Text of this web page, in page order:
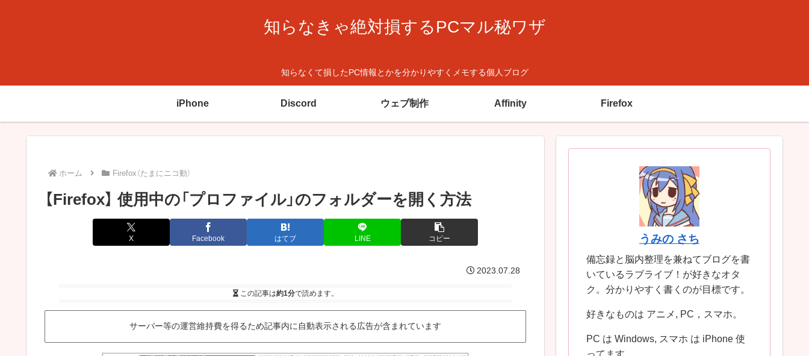
知らなきゃ絶対損するPCマル秘ワザ
知らなくて損したPC情報とかを分かりやすくメモする個人ブログ
iPhone Discord ウェブ制作 Affinity Firefox
ホーム Firefox（たまにニコ動）
【Firefox】 使用中の「プロファイル」のフォルダーを開く方法
X Facebook はてブ LINE コピー
2023.07.28
この記事は約1分で読めます。
サーバー等の運営維持費を得るため記事内に自動表示される広告が含まれています
うみの さち
備忘録と脳内整理を兼ねてブログを書
いているラブライブ！が好きなオタ
ク。分かりやすく書くのが目標です。
好きなものは アニメ, PC，スマホ。
PC は Windows, スマホ は iPhone 使
ってます。